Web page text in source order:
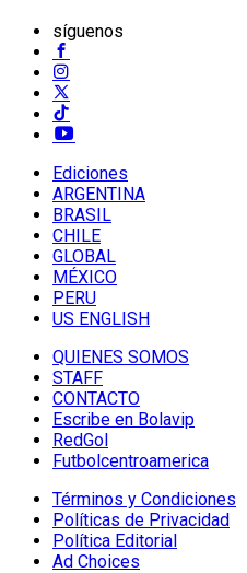
síguenos
Ediciones
ARGENTINA
BRASIL
CHILE
GLOBAL
MÉXICO
PERU
US ENGLISH
QUIENES SOMOS
STAFF
CONTACTO
Escribe en Bolavip
RedGol
Futbolcentroamerica
Términos y Condiciones
Políticas de Privacidad
Política Editorial
Ad Choices